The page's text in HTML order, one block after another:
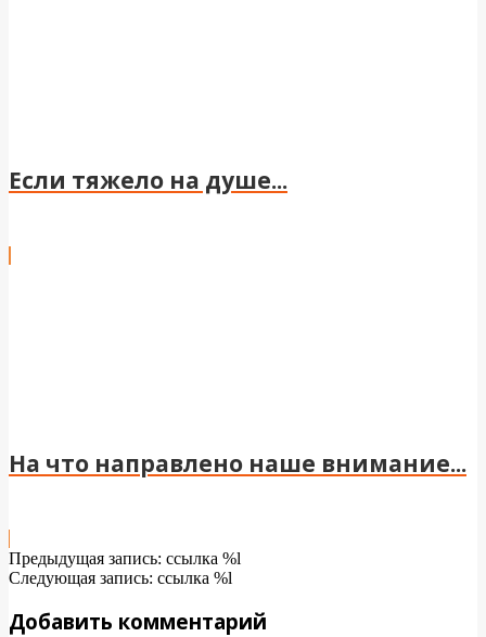
Если тяжело на душе...
На что направлено наше внимание...
2024-
04-
Предыдущая запись: ссылка %l
Следующая запись: ссылка %l
Добавить комментарий